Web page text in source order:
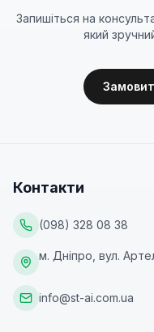
Запишіться на
який
Контакти
(098) 328 08 38
м. Дніпро, вул.
info@st-ai.com.ua